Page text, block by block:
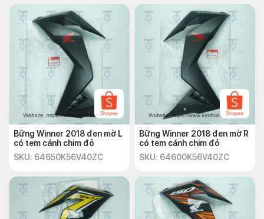
Bững Winner 2018 đen mờ L
có tem cánh chim đỏ
SKU: 64650K56V40ZC
Bững Winner 2018 đen mờ R
có tem cánh chim đỏ
SKU: 64600K56V40ZC